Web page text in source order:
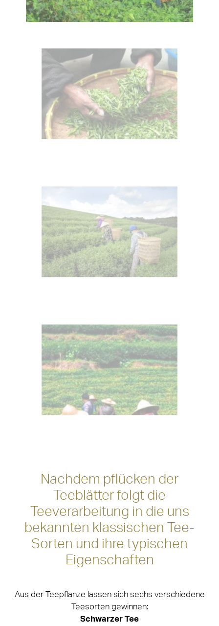
Nachdem pflücken der
Teeblätter folgt die
Teeverarbeitung in die uns
bekannten klassischen Tee-
Sorten und ihre typischen
Eigenschaften
Aus der Teepflanze lassen sich sechs verschiedene
Teesorten gewinnen:
Schwarzer Tee